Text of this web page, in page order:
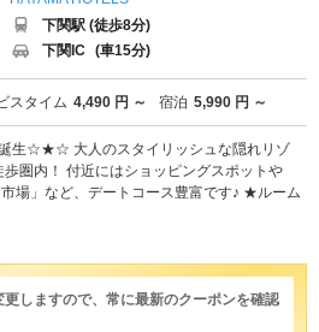
下関駅 (徒歩8分)
下関IC (車15分)
スタイム 4,490 円 ～ 宿泊 5,990 円 ～
生☆★☆ 大人のスタイリッシュな隠れリゾ
圏内！ 付近にはショッピングスポットや
市場」など、デートコース豊富です♪ ★ルーム
更しますので、常に最新のクーポンを確認